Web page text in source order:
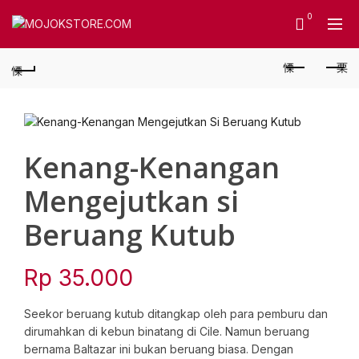
0
Kenang-Kenangan
Mengejutkan si
Beruang Kutub
Rp 35.000
Seekor beruang kutub ditangkap oleh para pemburu dan
dirumahkan di kebun binatang di Cile. Namun beruang
bernama Baltazar ini bukan beruang biasa. Dengan